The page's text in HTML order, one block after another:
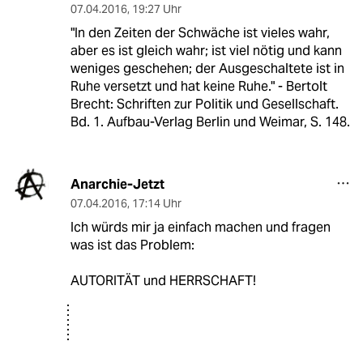
07.04.2016, 19:27 Uhr
"In den Zeiten der Schwäche ist vieles wahr,
aber es ist gleich wahr; ist viel nötig und kann
weniges geschehen; der Ausgeschaltete ist in
Ruhe versetzt und hat keine Ruhe." - Bertolt
Brecht: Schriften zur Politik und Gesellschaft.
Bd. 1. Aufbau-Verlag Berlin und Weimar, S. 148.
Anarchie-Jetzt
07.04.2016, 17:14 Uhr
Ich würds mir ja einfach machen und fragen
was ist das Problem:
AUTORITÄT und HERRSCHAFT!